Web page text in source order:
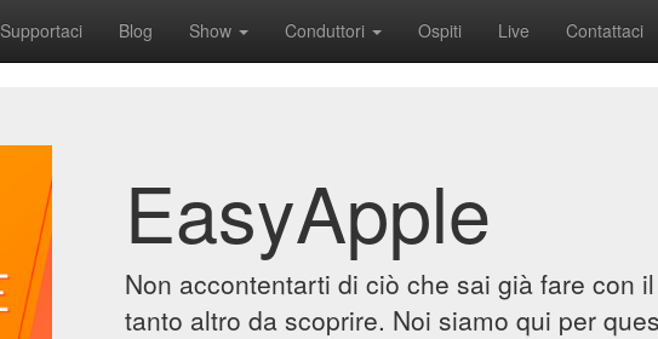
Supportaci Blog Show Conduttori Ospiti Live Contattaci
EasyApple
Non accontentarti di ciò che sai già fare con
tanto altro da scoprire. Noi siamo qui per